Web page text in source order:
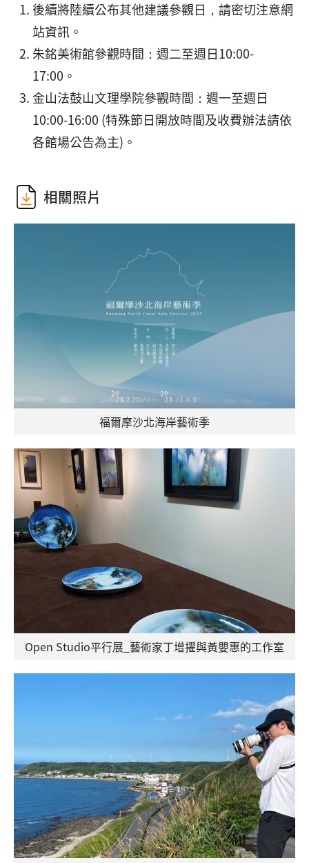
後續將陸續公布其他建議參觀日，請密切注意網
站資訊。
朱銘美術館參觀時間：週二至週日10:00-
17:00。
金山法鼓山文理學院參觀時間：週一至週日
10:00-16:00 (特殊節日開放時間及收費辦法請依
各館場公告為主)。
相關照片
福爾摩沙北海岸藝術季
Open Studio平行展_藝術家丁增擢與黃嬰惠的工作室